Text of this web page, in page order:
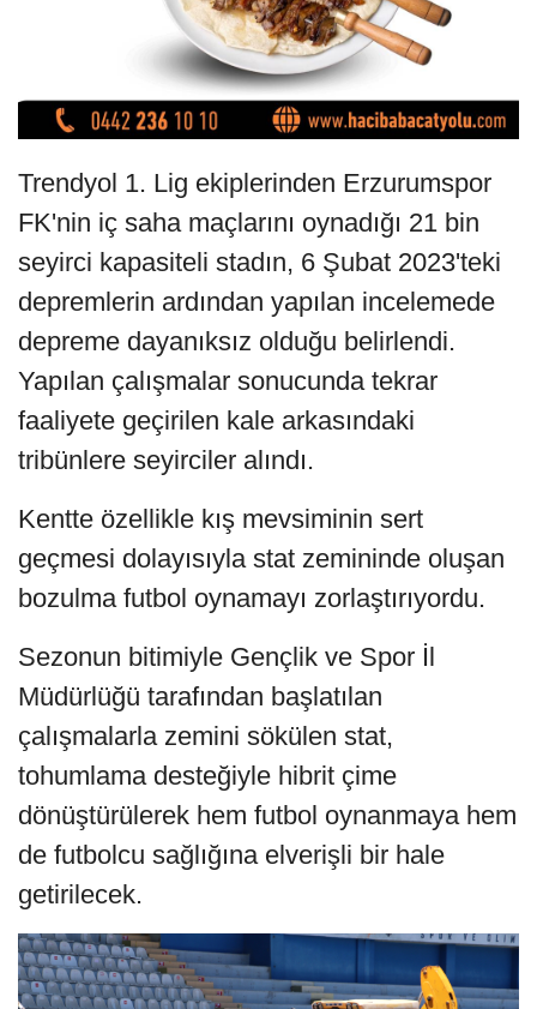
Trendyol 1. Lig ekiplerinden Erzurumspor
FK'nin iç saha maçlarını oynadığı 21 bin
seyirci kapasiteli stadın, 6 Şubat 2023'teki
depremlerin ardından yapılan incelemede
depreme dayanıksız olduğu belirlendi.
Yapılan çalışmalar sonucunda tekrar
faaliyete geçirilen kale arkasındaki
tribünlere seyirciler alındı.
Kentte özellikle kış mevsiminin sert
geçmesi dolayısıyla stat zemininde oluşan
bozulma futbol oynamayı zorlaştırıyordu.
Sezonun bitimiyle Gençlik ve Spor İl
Müdürlüğü tarafından başlatılan
çalışmalarla zemini sökülen stat,
tohumlama desteğiyle hibrit çime
dönüştürülerek hem futbol oynanmaya hem
de futbolcu sağlığına elverişli bir hale
getirilecek.